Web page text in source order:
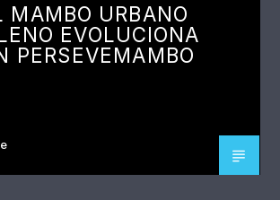
MAMBO URBANO
EVOLUCIONA
PERSEVEMAMBO